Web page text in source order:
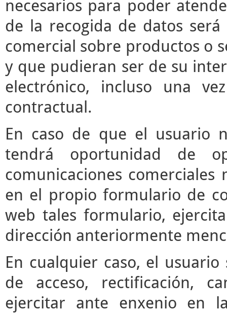
necesarios para poder
de la recogida de datos
comercial sobre productos o
y que pudieran ser de su
electrónico, incluso una
contractual.
En caso de que el usuario
tendrá oportunidad de
comunicaciones
en el propio formulario de
web tales formulario,
dirección anteriormente
En cualquier caso, el
de acceso, rectificación,
ejercitar ante enxenio en